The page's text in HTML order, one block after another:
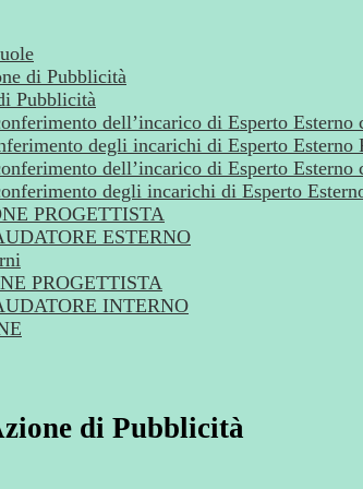
di Pubblicità
Pubblicità
dell’incarico di Esperto Esterno
degli incarichi di Esperto Esterno
dell’incarico di Esperto Esterno
degli incarichi di Esperto
PROGETTISTA
ESTERNO
PROGETTISTA
INTERNO
di Pubblicità